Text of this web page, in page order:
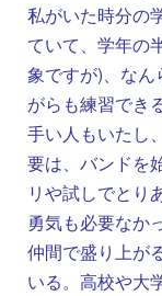
私がいた時分の
ていて、学年の
象ですが)、な
がらも練習でき
手い人もいたし
要は、バンドを
リや試しでとり
勇気も必要なか
仲間で盛り上が
いる。高校や大